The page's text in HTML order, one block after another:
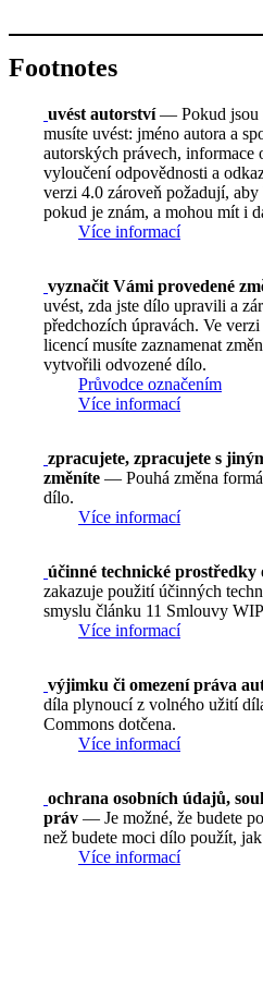
Footnotes
uvést autorství— Pokud jsou
musíte uvést: jméno autora a
autorských právech, informace
vyloučení odpovědnosti a
verzi 4.0 zároveň požadují,
pokud je znám, a mohou mít i
Více informací
vyznačit Vámi provedené
uvést, zda jste dílo upravili a
předchozích úpravách. Ve
licencí musíte zaznamenat
vytvořili odvozené dílo.
Průvodce označením
Více informací
zpracujete, zpracujete s
změníte — Pouhá změna
dílo.
Více informací
účinné technické prostředky
zakazuje použití účinných
smyslu článku 11 Smlouvy
Více informací
výjimku či omezení práva
díla plynoucí z volného užití
Commons dotčena.
Více informací
ochrana osobních údajů,
práv — Je možné, že budete
než budete moci dílo použít,
Více informací